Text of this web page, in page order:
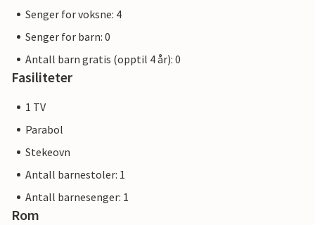
Senger for voksne: 4
Senger for barn: 0
Antall barn gratis (opptil 4 år): 0
Fasiliteter
1 TV
Parabol
Stekeovn
Antall barnestoler: 1
Antall barnesenger: 1
Rom